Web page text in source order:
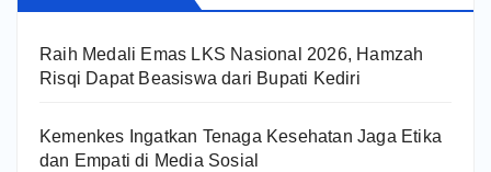
Raih Medali Emas LKS Nasional 2026, Hamzah
Risqi Dapat Beasiswa dari Bupati Kediri
Kemenkes Ingatkan Tenaga Kesehatan Jaga Etika
dan Empati di Media Sosial